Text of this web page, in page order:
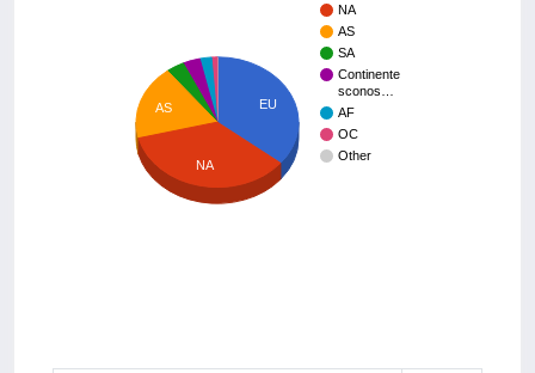
NA
AS
SA
Continente
sconos…
AF
OC
Other
EU
AS
NA